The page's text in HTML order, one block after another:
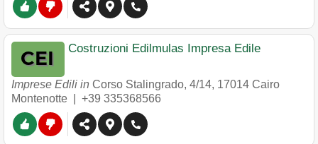
Costruzioni Edilmulas Impresa Edile
Imprese Edili in Corso Stalingrado, 4/14, 17014 Cairo
Montenotte
+39 335368566